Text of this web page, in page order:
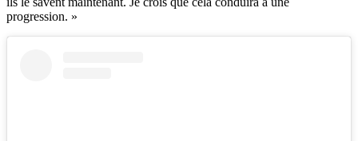
progression. »